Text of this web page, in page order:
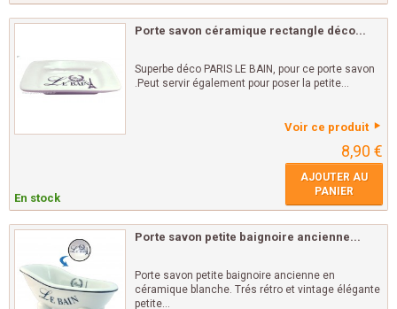
Porte savon céramique rectangle déco...
Superbe déco PARIS LE BAIN, pour ce porte savon
.Peut servir également pour poser la petite...
Voir ce produit
8,90 €
En stock
AJOUTER AU
PANIER
Porte savon petite baignoire ancienne...
Porte savon petite baignoire ancienne en
céramique blanche. Trés rétro et vintage élégante
petite...